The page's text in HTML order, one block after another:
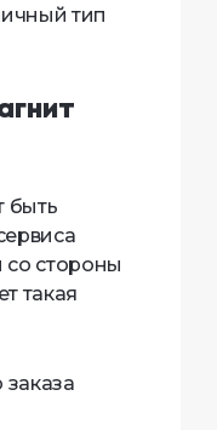
тип
быть
со стороны
такая